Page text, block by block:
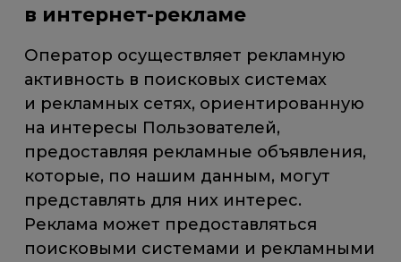
в интернет-рекламе
Оператор осуществляет рекламную
активность в поисковых системах
и рекламных сетях, ориентированную
на интересы Пользователей,
предоставляя рекламные объявления,
которые, по нашим данным, могут
представлять для них интерес.
Реклама может предоставляться
поисковыми системами и рекламными